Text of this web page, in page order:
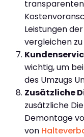
Leistungen
vergleichen
wichtig, um
des Umzugs
Zusätzliche
zusätzliche
Demontage
von